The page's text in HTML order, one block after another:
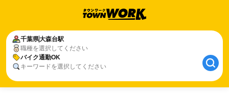
千葉県大森台駅
職種を選択してください
バイク通勤OK
キーワードを選択してください